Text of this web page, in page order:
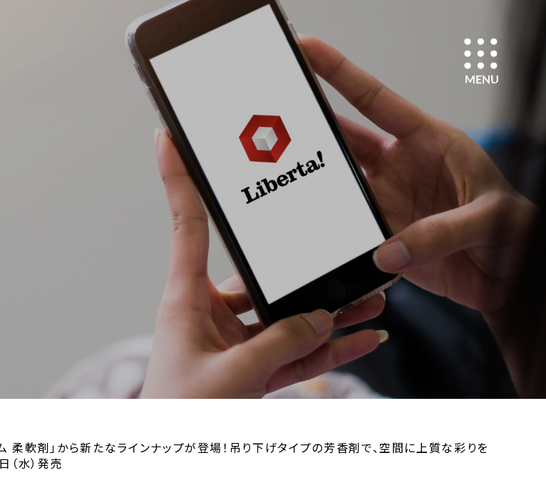
柔軟剤」から新たなラインナップが登場！吊り下げタイプの芳香剤で、空間に上質な彩りを
（水）発売